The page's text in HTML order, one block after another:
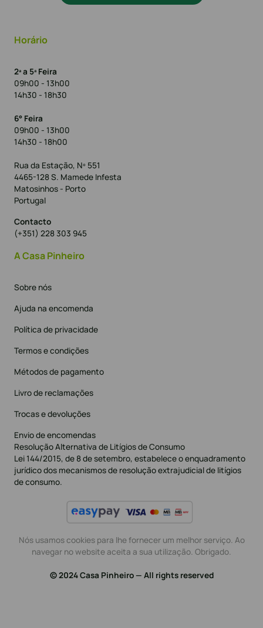
Horário
2ª a 5ª Feira
09h00 - 13h00
14h30 - 18h30
6° Feira
09h00 - 13h00
14h30 - 18h00
Rua da Estação, Nº 551
4465-128 S. Mamede Infesta
Matosinhos - Porto
Portugal
Contacto
(+351) 228 303 945
A Casa Pinheiro
Sobre nós
Ajuda na encomenda
Política de privacidade
Termos e condições
Métodos de pagamento
Livro de reclamações
Trocas e devoluções
Envio de encomendas
Resolução Alternativa de Litígios de Consumo
Lei 144/2015, de 8 de setembro, estabelece o enquadramento
jurídico dos mecanismos de resolução extrajudicial de litígios
de consumo.
Nós usamos cookies para lhe fornecer um melhor serviço. Ao
navegar no website aceita a sua utilização. Obrigado.
© 2024 Casa Pinheiro — All rights reserved